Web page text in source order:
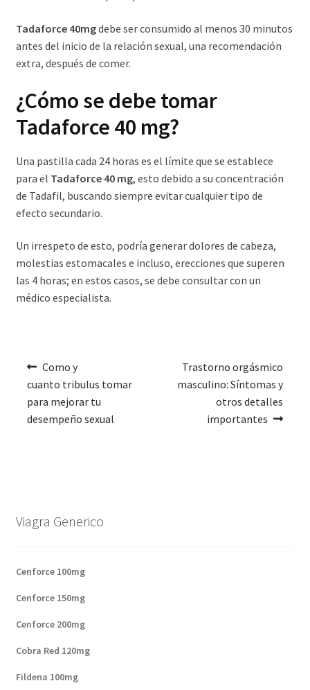
Tadaforce 40mgdebe ser consumido al menos 30 minutos
antes del inicio de la relación sexual, una recomendación
extra, después de comer.
¿Cómo se debe tomar
Tadaforce 40 mg?
Una pastilla cada 24 horas es el límite que se establece
para el Tadaforce 40 mg, esto debido a su concentración
de Tadafil, buscando siempre evitar cualquier tipo de
efecto secundario.
Un irrespeto de esto, podría generar dolores de cabeza,
molestias estomacales e incluso, erecciones que superen
las 4 horas; en estos casos, se debe consultar con un
médico especialista.
Como y
cuanto tribulus tomar
para mejorar tu
desempeño sexual
Trastorno orgásmico
masculino: Síntomas y
otros detalles
importantes
Viagra Generico
Cenforce 100mg
Cenforce 150mg
Cenforce 200mg
Cobra Red 120mg
Fildena 100mg